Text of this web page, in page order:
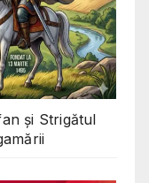
și Strigătul